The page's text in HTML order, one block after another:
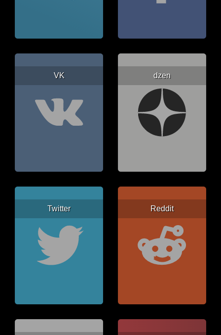
VK dzen
Twitter Reddit